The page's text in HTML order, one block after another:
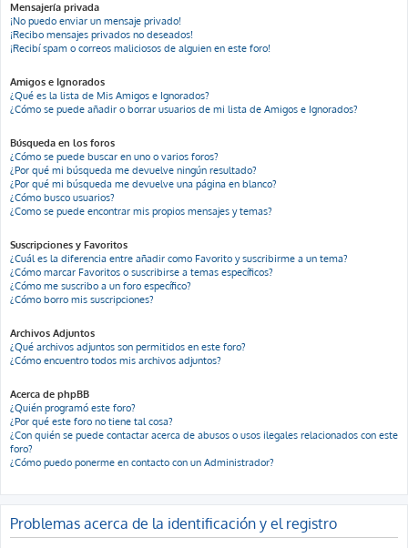
Mensajería privada
¡No puedo enviar un mensaje privado!
¡Recibo mensajes privados no deseados!
¡Recibí spam o correos maliciosos de alguien en este foro!
Amigos e Ignorados
¿Qué es la lista de Mis Amigos e Ignorados?
¿Cómo se puede añadir o borrar usuarios de mi lista de Amigos e Ignorados?
Búsqueda en los foros
¿Cómo se puede buscar en uno o varios foros?
¿Por qué mi búsqueda me devuelve ningún resultado?
¿Por qué mi búsqueda me devuelve una página en blanco?
¿Cómo busco usuarios?
¿Como se puede encontrar mis propios mensajes y temas?
Suscripciones y Favoritos
¿Cuál es la diferencia entre añadir como Favorito y suscribirme a un tema?
¿Cómo marcar Favoritos o suscribirse a temas específicos?
¿Cómo me suscribo a un foro específico?
¿Cómo borro mis suscripciones?
Archivos Adjuntos
¿Qué archivos adjuntos son permitidos en este foro?
¿Cómo encuentro todos mis archivos adjuntos?
Acerca de phpBB
¿Quién programó este foro?
¿Por qué este foro no tiene tal cosa?
¿Con quién se puede contactar acerca de abusos o usos ilegales relacionados con este
foro?
¿Cómo puedo ponerme en contacto con un Administrador?
Problemas acerca de la identificación y el registro